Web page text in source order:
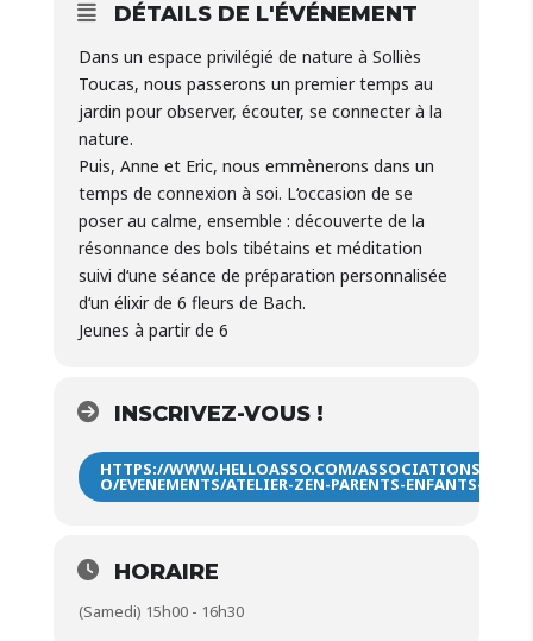
DÉTAILS DE L'ÉVÉNEMENT
Dans un espace privilégié de nature à Solliès
Toucas, nous passerons un premier temps au
jardin pour observer, écouter, se connecter à la
nature.
Puis, Anne et Eric, nous emmènerons dans un
temps de connexion à soi. L‘occasion de se
poser au calme, ensemble : découverte de la
résonnance des bols tibétains et méditation
suivi d‘une séance de préparation personnalisée
d‘un élixir de 6 fleurs de Bach.
Jeunes à partir de 6
INSCRIVEZ-VOUS !
HTTPS://WWW.HELLOASSO.COM/ASSOCIATIONS/
O/EVENEMENTS/ATELIER-ZEN-PARENTS-ENFANTS-1
HORAIRE
(Samedi) 15h00 - 16h30